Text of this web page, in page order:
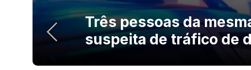
Três pessoas da
suspeita de tráfico de